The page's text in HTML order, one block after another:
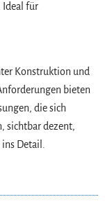
Ideal für
Konstruktion und
bieten
die sich
sichtbar dezent,
Detail.